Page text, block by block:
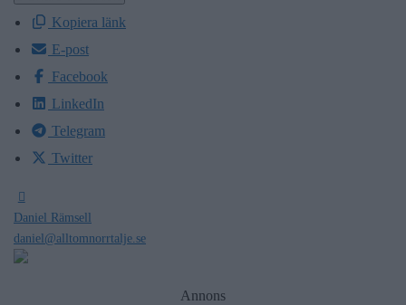
Kopiera länk
E-post
Facebook
LinkedIn
Telegram
Twitter
Daniel Rämsell
daniel@alltomnorrtalje.se
Annons